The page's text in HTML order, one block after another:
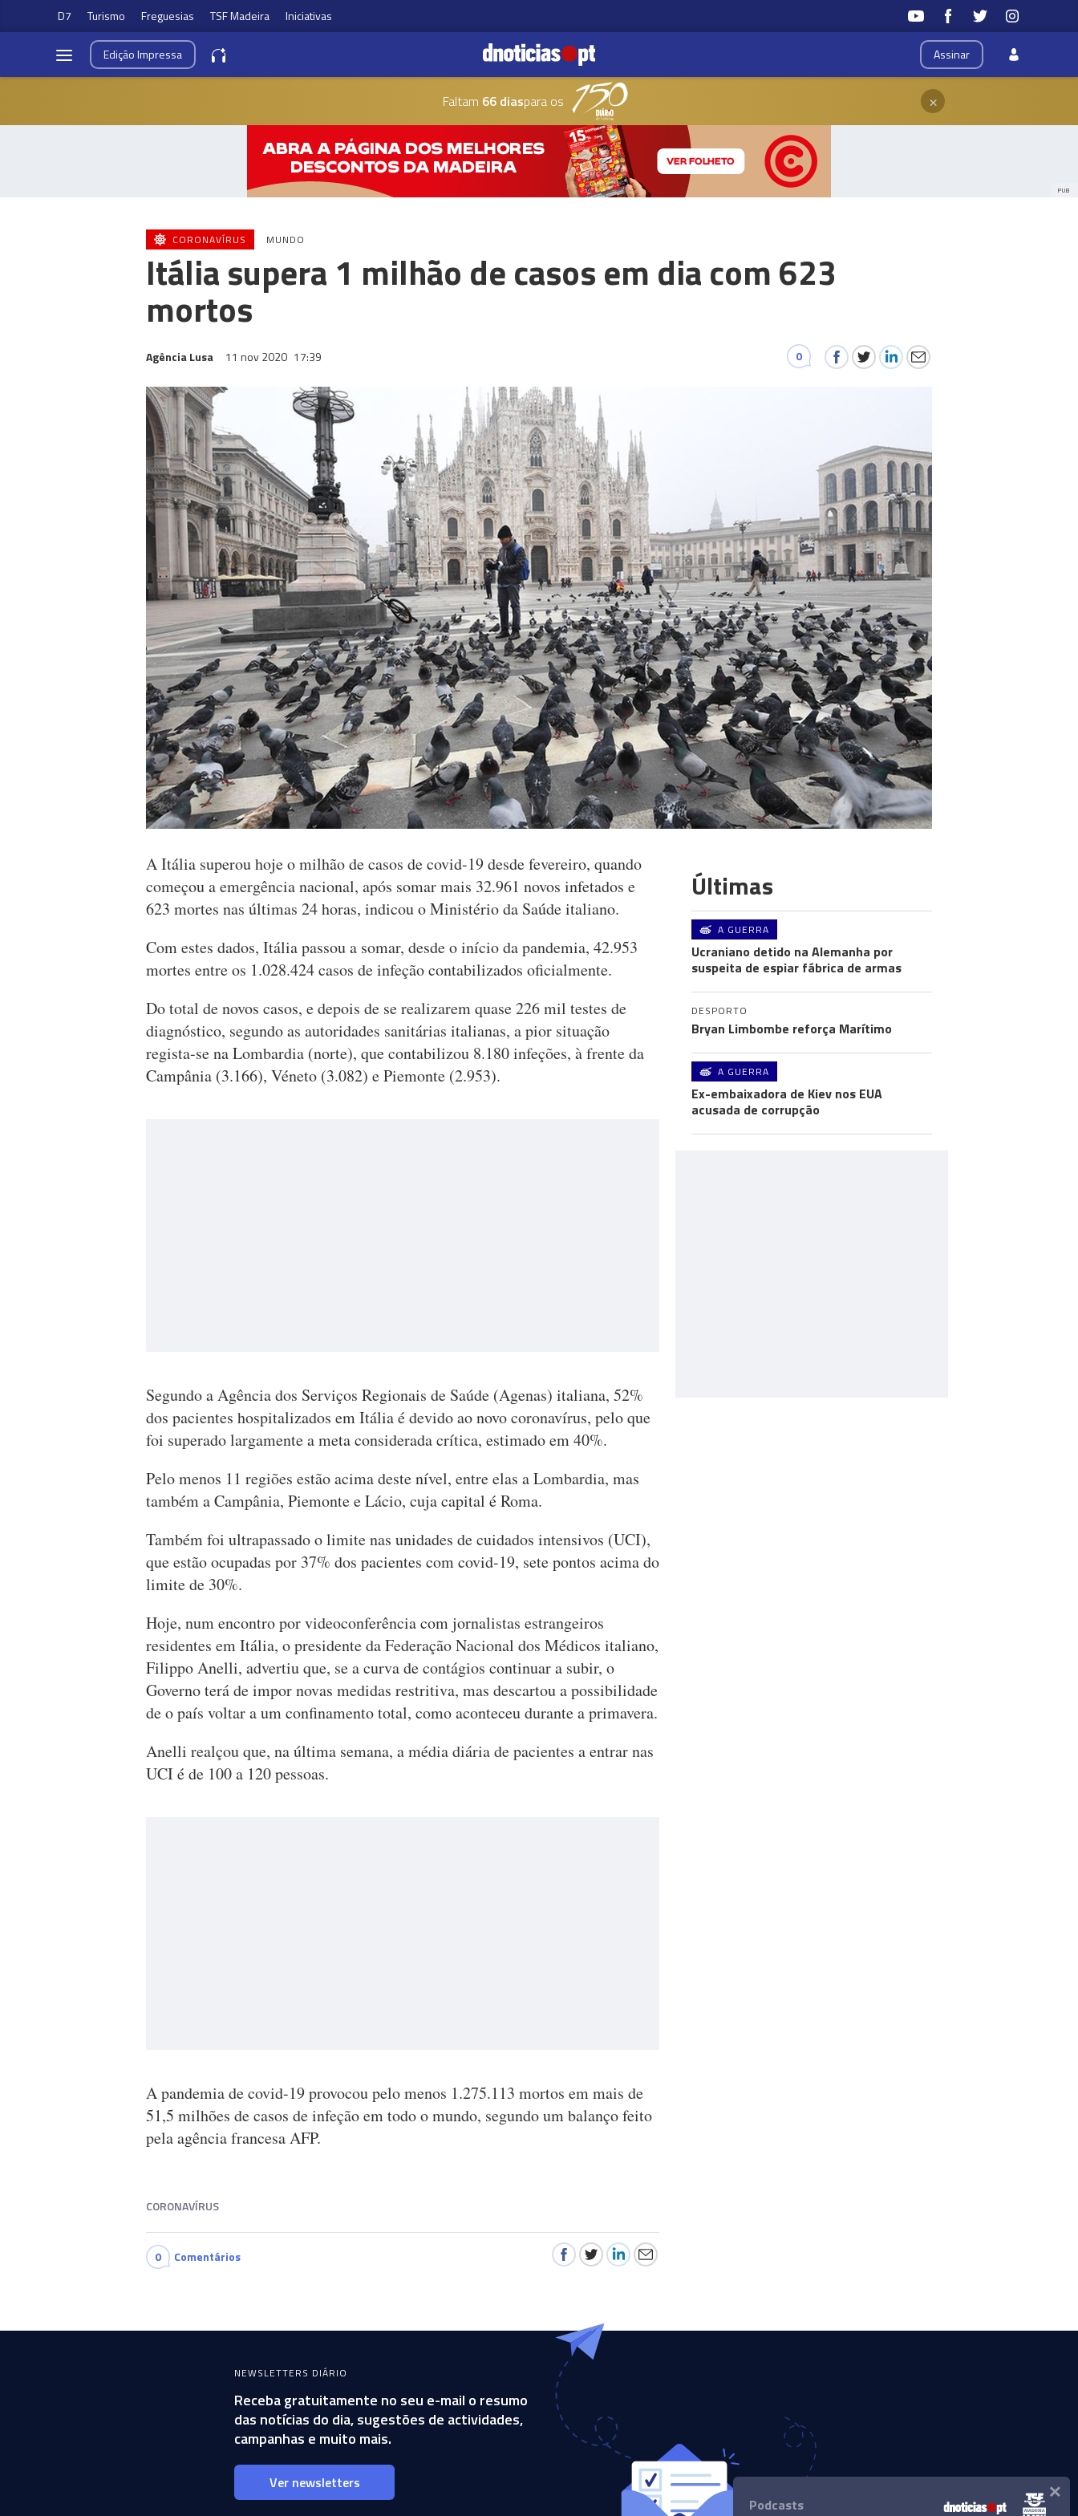
D7 Turismo Freguesias TSF Madeira Iniciativas
Assinar
EdiçãoImpressa
Faltam 66 diaspara os ×
PUB
CORONAVÍRUS MUNDO
Itália supera 1 milhão de casos em dia com 623
mortos
Agência Lusa 11 nov 2020 17:39 0
A Itália superou hoje o milhão de casos de covid-19 desde fevereiro, quando
começou a emergência nacional, após somar mais 32.961 novos infetados e
623 mortes nas últimas 24 horas, indicou o Ministério da Saúde italiano.
Com estes dados, Itália passou a somar, desde o início da pandemia, 42.953
mortes entre os 1.028.424 casos de infeção contabilizados oficialmente.
Do total de novos casos, e depois de se realizarem quase 226 mil testes de
diagnóstico, segundo as autoridades sanitárias italianas, a pior situação
regista-se na Lombardia (norte), que contabilizou 8.180 infeções, à frente da
Campânia (3.166), Véneto (3.082) e Piemonte (2.953).
Segundo a Agência dos Serviços Regionais de Saúde (Agenas) italiana, 52%
dos pacientes hospitalizados em Itália é devido ao novo coronavírus, pelo que
foi superado largamente a meta considerada crítica, estimado em 40%.
Pelo menos 11 regiões estão acima deste nível, entre elas a Lombardia, mas
também a Campânia, Piemonte e Lácio, cuja capital é Roma.
Também foi ultrapassado o limite nas unidades de cuidados intensivos (UCI),
que estão ocupadas por 37% dos pacientes com covid-19, sete pontos acima do
limite de 30%.
Hoje, num encontro por videoconferência com jornalistas estrangeiros
residentes em Itália, o presidente da Federação Nacional dos Médicos italiano,
Filippo Anelli, advertiu que, se a curva de contágios continuar a subir, o
Governo terá de impor novas medidas restritiva, mas descartou a possibilidade
de o país voltar a um confinamento total, como aconteceu durante a primavera.
Anelli realçou que, na última semana, a média diária de pacientes a entrar nas
UCI é de 100 a 120 pessoas.
A pandemia de covid-19 provocou pelo menos 1.275.113 mortos em mais de
51,5 milhões de casos de infeção em todo o mundo, segundo um balanço feito
pela agência francesa AFP.
CORONAVÍRUS
0 Comentários
Últimas
A GUERRA
Ucraniano detido na Alemanha por
suspeita de espiar fábrica de armas
DESPORTO
Bryan Limbombe reforça Marítimo
A GUERRA
Ex-embaixadora de Kiev nos EUA
acusada de corrupção
NEWSLETTERS DIÁRIO
Receba gratuitamente no seu e-mail o resumo
das notícias do dia, sugestões de actividades,
campanhas e muito mais.
Ver newsletters
Podcasts ×